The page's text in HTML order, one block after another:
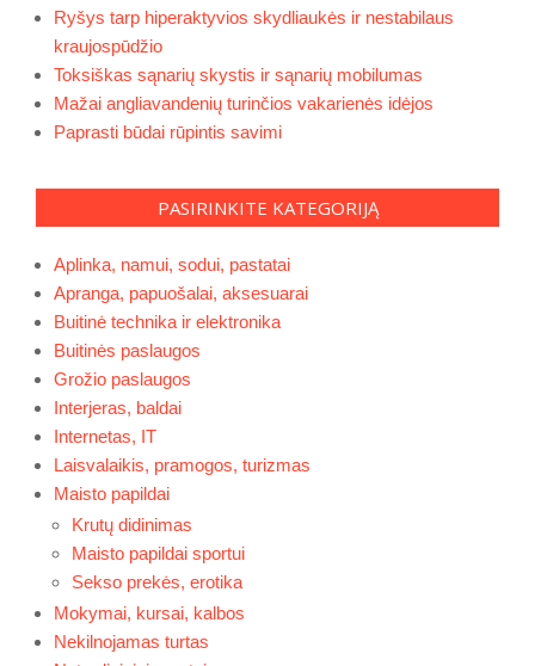
Ryšys tarp hiperaktyvios skydliaukės ir nestabilaus
kraujospūdžio
Toksiškas sąnarių skystis ir sąnarių mobilumas
Mažai angliavandenių turinčios vakarienės idėjos
Paprasti būdai rūpintis savimi
PASIRINKITE KATEGORIJĄ
Aplinka, namui, sodui, pastatai
Apranga, papuošalai, aksesuarai
Buitinė technika ir elektronika
Buitinės paslaugos
Grožio paslaugos
Interjeras, baldai
Internetas, IT
Laisvalaikis, pramogos, turizmas
Maisto papildai
Krutų didinimas
Maisto papildai sportui
Sekso prekės, erotika
Mokymai, kursai, kalbos
Nekilnojamas turtas